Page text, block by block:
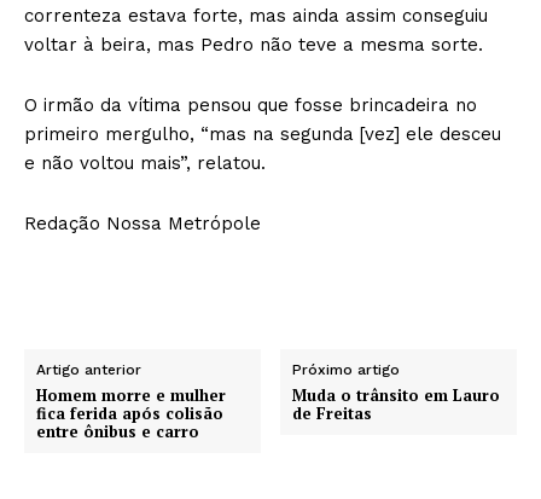
correnteza estava forte, mas ainda assim conseguiu
voltar à beira, mas Pedro não teve a mesma sorte.
O irmão da vítima pensou que fosse brincadeira no
primeiro mergulho, “mas na segunda [vez] ele desceu
e não voltou mais”, relatou.
Redação Nossa Metrópole
Artigo anterior
Homem morre e mulher
fica ferida após colisão
entre ônibus e carro
Próximo artigo
Muda o trânsito em Lauro
de Freitas